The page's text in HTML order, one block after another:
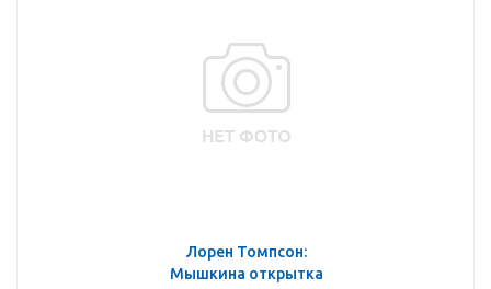
Лорен Томпсон:
Мышкина открытка